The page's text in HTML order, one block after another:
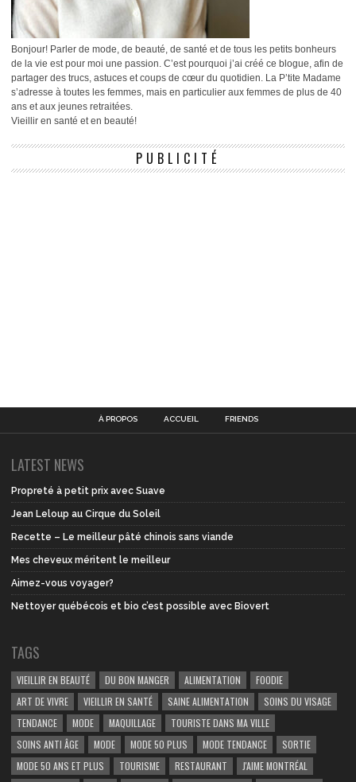
Bonjour! Parler de mode, de beauté, de santé et de tous les petits bonheurs
de la vie est pour moi une passion. C’est pourquoi j’ai créé ce blogue, afin de
partager des trucs, astuces et coups de cœur du quotidien. La P’tite Madame
s’adresse à toutes les femmes, mais en particulier aux femmes de plus de 40
ans et aux jeunes retraitées.
Vieillir en santé et en beauté!
PUBLICITÉ
À PROPOS ACCUEIL FRIENDS
LATEST NEWS
Propreté à petit prix avec Suave
Jean Leloup au Cirque du Soleil
Recette – Le meilleur pâté chinois sans viande
Mes cheveux méritent le meilleur
Aimez-vous voyager?
Nettoyer québécois et bio c’est possible avec Biovert
TAGS
VIEILLIR EN BEAUTÉ DU BON MANGER ALIMENTATION
FOODIE
ART DE VIVRE
VIEILLIR EN SANTÉ SAINE ALIMENTATION
SOINS DU VISAGE
TENDANCE
MODE MAQUILLAGE
TOURISTE DANS MA VILLE
SOINS ANTI ÂGE
MODE MODE 50 PLUS MODE TENDANCE
SORTIE
MODE 50 ANS ET PLUS
TOURISME RESTAURANT
J'AIME MONTRÉAL